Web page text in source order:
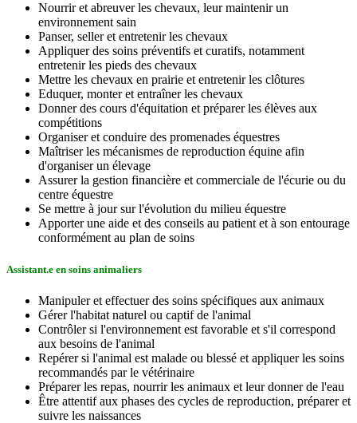
Nourrir et abreuver les chevaux, leur maintenir un
environnement sain
Panser, seller et entretenir les chevaux
Appliquer des soins préventifs et curatifs, notamment
entretenir les pieds des chevaux
Mettre les chevaux en prairie et entretenir les clôtures
Eduquer, monter et entraîner les chevaux
Donner des cours d'équitation et préparer les élèves aux
compétitions
Organiser et conduire des promenades équestres
Maîtriser les mécanismes de reproduction équine afin
d'organiser un élevage
Assurer la gestion financière et commerciale de l'écurie ou du
centre équestre
Se mettre à jour sur l'évolution du milieu équestre
Apporter une aide et des conseils au patient et à son entourage
conformément au plan de soins
Assistant.e en soins animaliers
Manipuler et effectuer des soins spécifiques aux animaux
Gérer l'habitat naturel ou captif de l'animal
Contrôler si l'environnement est favorable et s'il correspond
aux besoins de l'animal
Repérer si l'animal est malade ou blessé et appliquer les soins
recommandés par le vétérinaire
Préparer les repas, nourrir les animaux et leur donner de l'eau
Être attentif aux phases des cycles de reproduction, préparer et
suivre les naissances